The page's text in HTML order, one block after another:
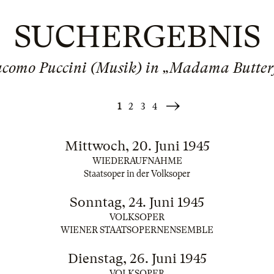
SUCHERGEBNIS
Puccini (Musik) in „Madama
1 2 3 4
Weiter
Mittwoch, 20. Juni 1945
WIEDERAUFNAHME
Staatsoper in der Volksoper
Sonntag, 24. Juni 1945
VOLKSOPER
WIENER STAATSOPERNENSEMBLE
Dienstag, 26. Juni 1945